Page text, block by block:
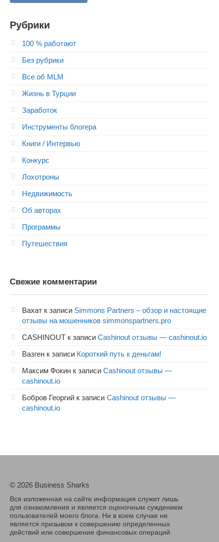
Рубрики
100 % работают
Без рубрики
Все об MLM
Жизнь в Турции
Заработок
Инструменты блогера
Книги / Интервью
Конкурс
Лохотроны
Недвижимость
Об авторах
Программы
Путешествия
Свежие комментарии
Вахат к записи Simmons Partners – обзор и настоящие
отзывы на мошенников simmonspartners.pro
CASHINOUT к записи Cashinout отзывы — cashinout.io
Вазген к записи Короткий путь к деньгам!
Максим Фокин к записи Cashinout отзывы —
cashinout.io
Бобров Георгий к записи Cashinout отзывы —
cashinout.io
© 2026 Business Sharks
Вся изложенная на сайте информация служит лишь
для ознакомления и является оценочным суждением
пользователей моего блога. Ни в коем случае не
является призывом к совершению определенных
действий или совершение финансовых операций.